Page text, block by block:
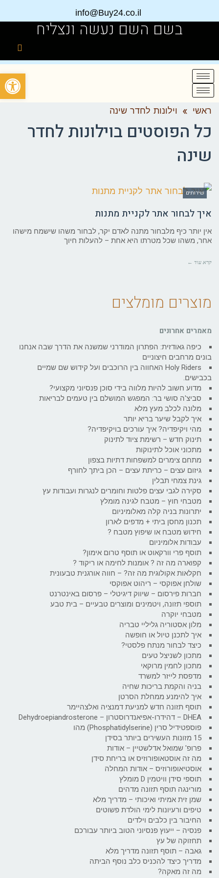
info@Buy24.co.il
בשם השם נעשה ונצליח
ראשי » וילונות לחדר שינה
כל הפוסטים בוילונות לחדר
שינה
שירותים
איך לבחור אתר לקניית מתנות
אין יותר כיף מלבחור מתנה לאדם יקר, לבחור משהו שישמח מישהו
אחר, משהו שכל מטרתו היא אחת – להעלות חיוך
קרא עוד ←
מוצרים מומלצים
מאמרים אחרונים
כיפה גאודזית: הפתרון המודרני שמשנה את הדרך שבה אנחנו
בונים מרחבים חיצוניים
Holy Riders האחווה בין הרוכבים ועל קידוש שם שמיים
בכבישים.
מדוע חשוב להיות מלווה בידי סוכן פנסיוני מקצועי?
סביצ'ה סושי בר: המפגש המושלם בין טעמים לבריאות
מלונה לכלב מעץ מלא
איך לקבל שיער בריא יותר
מהי ויקיפדיה? איך עורכים בויקיפדיה?
תינוק חדש – רשימת ציוד לתינוק
מתכוני אוכל לתינוקות
מתחם צימרים למשפחות דתיות בצפון
גיזום עצים – כריתת עצים – הכן ביתך לחורף
גינת צמחי תבלין
סקירה לגבי עצים פלטות וחומרים לנגרות ועבודות עץ
מטבחי חוץ – מטבח לגינה מומלץ
יתרונות בניה קלה מאלומיניום
תכנון מחסן ביתי + מדפים לארון
חידוש מטבח או שיפוץ מטבח ?
עבודות אלומיניום
תוסף פרי וורקאוט או תוסף טרום אימון?
קפוארה מה זה ? אומנות לחימה או ריקוד ?
חקלאות אקולוגית מה זה? – חווה אורגנית טבעונית
שולחן אפוקסי – ריהוט אפוקסי
חברות פירסום – שיווק דיגיטלי – פרסום באינטרנט
תוספי תזונה, ויטמינים ומוצרים טבעיים – בית טבע
מטבחי יוקרה
מלון אסטוריה גליליי טבריה
איך לתכנן טיול או חופשה
כיצד לבחור מנתח פלסטי?
מתכון לשניצל טעים
מתכון לחמין מרוקאי
מדפסת לייזר למשרד
בניה והקמת בריכות שחיה
איך להימנע ממחלת הסרטן
תוסף תזונה חדש למניעת דמנציה ואלצהיימר
DHEA – דהידרו-אפיאנדרוסטרון – Dehydroepiandrosterone
פוספטידיל סרין (Phosphatidylserine) מהו
15 מזונות העשירים ביותר בסידן
פרופ' שמואל אדלשטיין – אודות
מה זה אוסטאופורוזיס או בריחת סידן
אוסטיאופורוזיס – אודות המחלה
תוספי סידן וויטמין D מומלץ
מורינגה תוסף תזונה מדהים
שמן זית אמיתי ואיכותי – מדריך מלא
טיפים ורעיונות לימי הולדת פשוטים
החיבור בין כלבים וילדים
פנסיה – ייעוץ פנסיוני הטוב ביותר עבורכם
תחזוקה של עץ
גאבה – תוסף תזונה מדריך מלא
מדריך כיצד להכניס כלב נוסף הביתה
מה זה מאקה?